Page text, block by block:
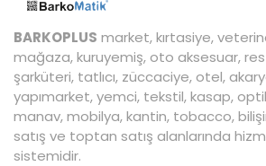
BARKOPLUS market, kırtasiye,
mağaza, kuruyemiş, oto aksesuar,
şarküteri, tatlıcı, züccaciye, otel,
yapımarket, yemci, tekstil, kasap,
manav, mobilya, kantin, tobacco,
satış ve toptan satış alanlarında
sistemidir.